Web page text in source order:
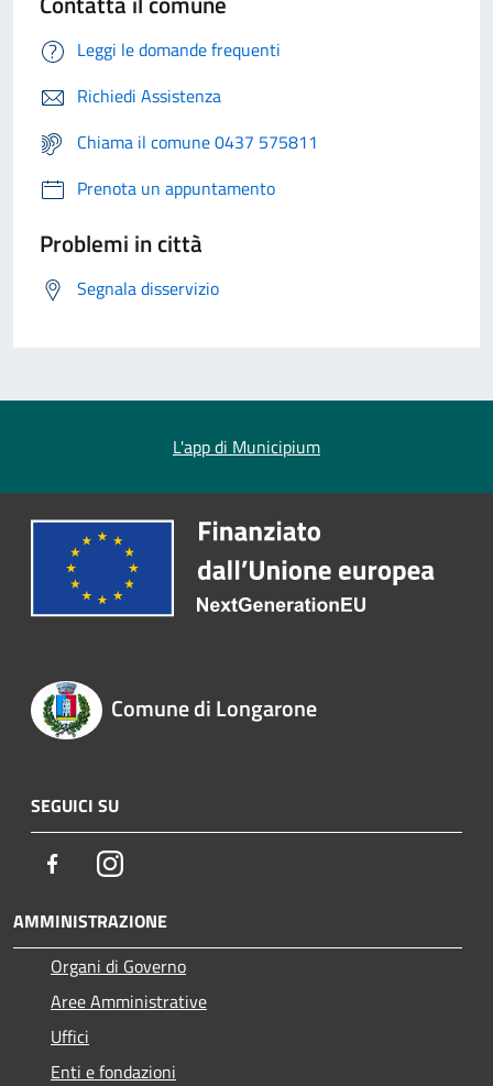
Leggi le domande frequenti
Richiedi Assistenza
Chiama il comune 0437 575811
Prenota un appuntamento
Problemi in città
Segnala disservizio
L'app di Municipium
Comune di Longarone
SEGUICI SU
FacebookInstagram
AMMINISTRAZIONE
Organi di Governo
Aree Amministrative
Uffici
Enti e fondazioni